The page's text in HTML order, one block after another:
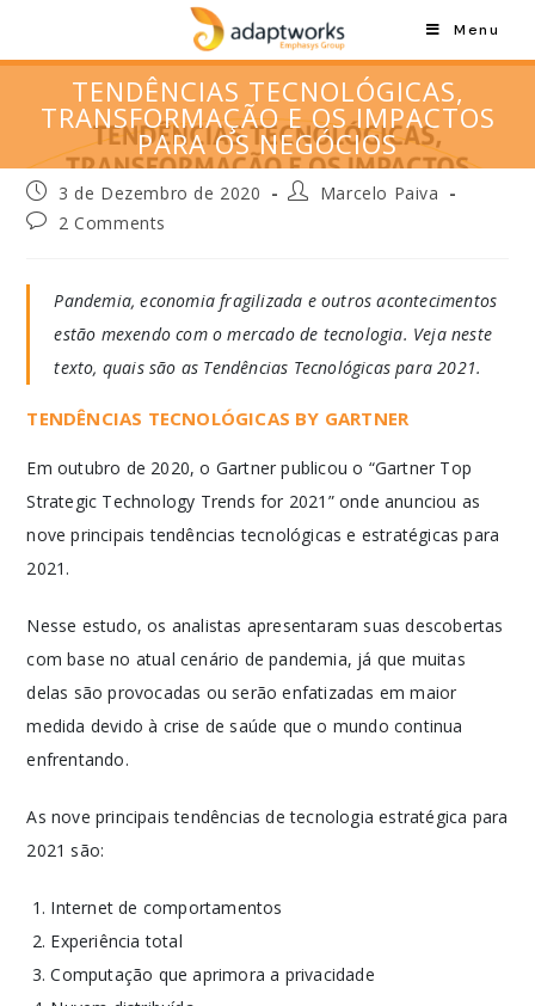
Menu
TENDÊNCIAS TECNOLÓGICAS,
TRANSFORMAÇÃO E OS IMPACTOS
PARA OS NEGÓCIOS
3 de Dezembro de 2020
Marcelo Paiva
2 Comments
Pandemia, economia fragilizada e outros acontecimentos
estão mexendo com o mercado de tecnologia. Veja neste
texto, quais são as Tendências Tecnológicas para 2021.
TENDÊNCIAS TECNOLÓGICAS BY GARTNER
Em outubro de 2020, o Gartner publicou o “Gartner Top
Strategic Technology Trends for 2021” onde anunciou as
nove principais tendências tecnológicas e estratégicas para
2021.
Nesse estudo, os analistas apresentaram suas descobertas
com base no atual cenário de pandemia, já que muitas
delas são provocadas ou serão enfatizadas em maior
medida devido à crise de saúde que o mundo continua
enfrentando.
As nove principais tendências de tecnologia estratégica para
2021 são:
Internet de comportamentos
Experiência total
Computação que aprimora a privacidade